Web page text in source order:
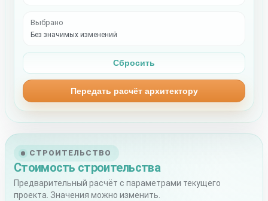
СТРОИТЕЛЬСТВО
Стоимость строительства
Предварительный расчёт с параметрами текущего
проекта. Значения можно изменить.
Выбрано
Без значимых изменений
Сбросить
Передать расчёт архитектору